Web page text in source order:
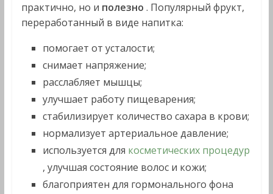
практично, но и полезно . Популярный фрукт,
переработанный в виде напитка:
помогает от усталости;
снимает напряжение;
расслабляет мышцы;
улучшает работу пищеварения;
стабилизирует количество сахара в крови;
нормализует артериальное давление;
используется для косметических процедур
, улучшая состояние волос и кожи;
благоприятен для гормонального фона